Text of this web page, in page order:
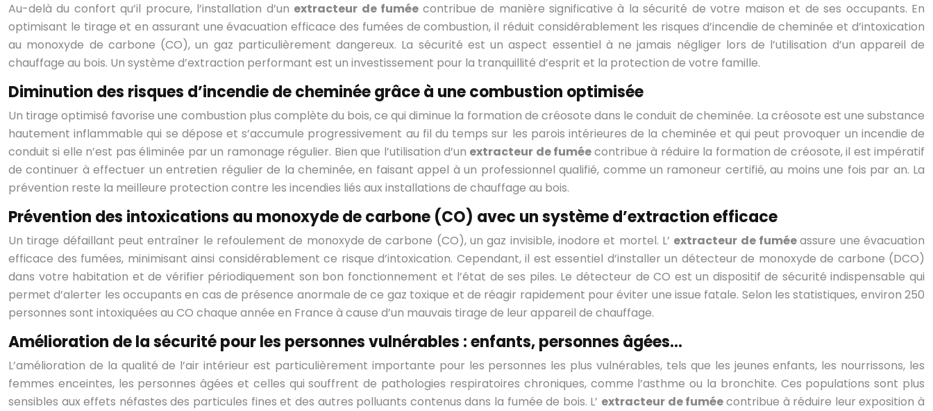
Au-delà du confort qu’il procure, l’installation d’un extracteur de fumée contribue de manière significative à la sécurité de votre maison et de ses occupants. En
optimisant le tirage et en assurant une évacuation efficace des fumées de combustion, il réduit considérablement les risques d’incendie de cheminée et d’intoxication
au monoxyde de carbone (CO), un gaz particulièrement dangereux. La sécurité est un aspect essentiel à ne jamais négliger lors de l’utilisation d’un appareil de
chauffage au bois. Un système d’extraction performant est un investissement pour la tranquillité d’esprit et la protection de votre famille.
Diminution des risques d’incendie de cheminée grâce à une combustion optimisée
Un tirage optimisé favorise une combustion plus complète du bois, ce qui diminue la formation de créosote dans le conduit de cheminée. La créosote est une substance
hautement inflammable qui se dépose et s’accumule progressivement au fil du temps sur les parois intérieures de la cheminée et qui peut provoquer un incendie de
conduit si elle n’est pas éliminée par un ramonage régulier. Bien que l’utilisation d’un extracteur de fuméecontribue à réduire la formation de créosote, il est impératif
de continuer à effectuer un entretien régulier de la cheminée, en faisant appel à un professionnel qualifié, comme un ramoneur certifié, au moins une fois par an. La
prévention reste la meilleure protection contre les incendies liés aux installations de chauffage au bois.
Prévention des intoxications au monoxyde de carbone (CO) avec un système d’extraction efficace
Un tirage défaillant peut entraîner le refoulement de monoxyde de carbone (CO), un gaz invisible, inodore et mortel. L’ extracteur de fuméeassure une évacuation
efficace des fumées, minimisant ainsi considérablement ce risque d’intoxication. Cependant, il est essentiel d’installer un détecteur de monoxyde de carbone (DCO)
dans votre habitation et de vérifier périodiquement son bon fonctionnement et l’état de ses piles. Le détecteur de CO est un dispositif de sécurité indispensable qui
permet d’alerter les occupants en cas de présence anormale de ce gaz toxique et de réagir rapidement pour éviter une issue fatale. Selon les statistiques, environ 250
personnes sont intoxiquées au CO chaque année en France à cause d’un mauvais tirage de leur appareil de chauffage.
Amélioration de la sécurité pour les personnes vulnérables : enfants, personnes âgées…
L’amélioration de la qualité de l’air intérieur est particulièrement importante pour les personnes les plus vulnérables, tels que les jeunes enfants, les nourrissons, les
femmes enceintes, les personnes âgées et celles qui souffrent de pathologies respiratoires chroniques, comme l’asthme ou la bronchite. Ces populations sont plus
sensibles aux effets néfastes des particules fines et des autres polluants contenus dans la fumée de bois. L’ extracteur de fuméecontribue à réduire leur exposition à